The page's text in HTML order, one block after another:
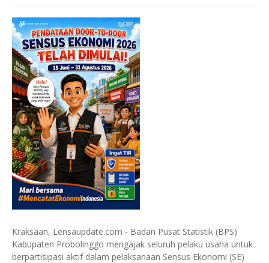
Kraksaan, Lensaupdate.com - Badan Pusat Statistik (BPS)
Kabupaten Probolinggo mengajak seluruh pelaku usaha untuk
berpartisipasi aktif dalam pelaksanaan Sensus Ekonomi (SE)